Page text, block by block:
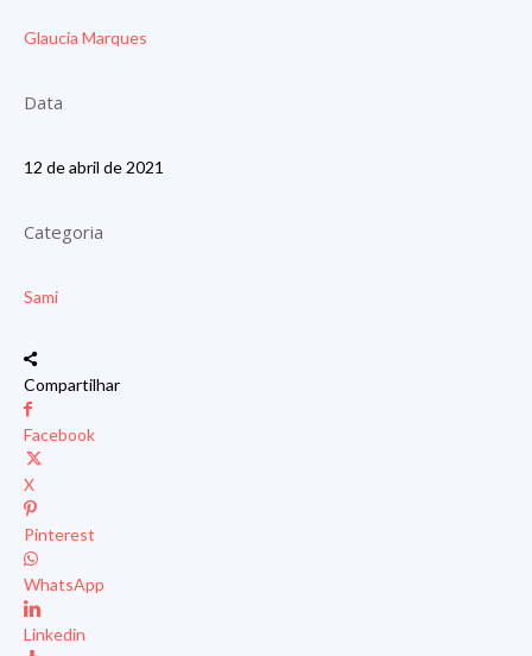
Glaucia Marques
Data
12 de abril de 2021
Categoria
Sami
Compartilhar
Facebook
X
Pinterest
WhatsApp
Linkedin